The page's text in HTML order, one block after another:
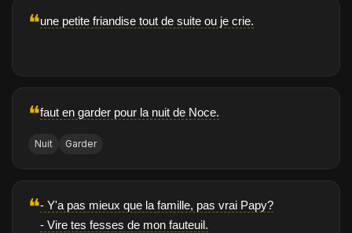
❝une petite friandise tout de suite ou je crie.
❝faut en garder pour la nuit de Noce.
Nuit Garder
❝- Y'a pas mieux que la famille, pas vrai Papy?
- Vire tes fesses de mon fauteuil.